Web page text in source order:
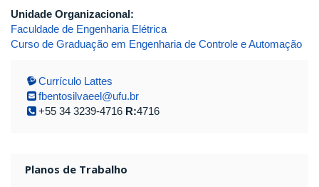
Unidade Organizacional:
Faculdade de Engenharia Elétrica
Curso de Graduação em Engenharia de Controle e Automação
Currículo Lattes
fbentosilvaeel@ufu.br
+55 34 3239-4716 R:4716
Planos de Trabalho